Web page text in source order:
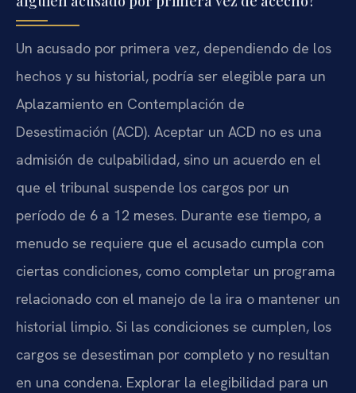
Un acusado por primera vez, dependiendo de los
hechos y su historial, podría ser elegible para un
Aplazamiento en Contemplación de
Desestimación (ACD). Aceptar un ACD no es una
admisión de culpabilidad, sino un acuerdo en el
que el tribunal suspende los cargos por un
período de 6 a 12 meses. Durante ese tiempo, a
menudo se requiere que el acusado cumpla con
ciertas condiciones, como completar un programa
relacionado con el manejo de la ira o mantener un
historial limpio. Si las condiciones se cumplen, los
cargos se desestiman por completo y no resultan
en una condena. Explorar la elegibilidad para un